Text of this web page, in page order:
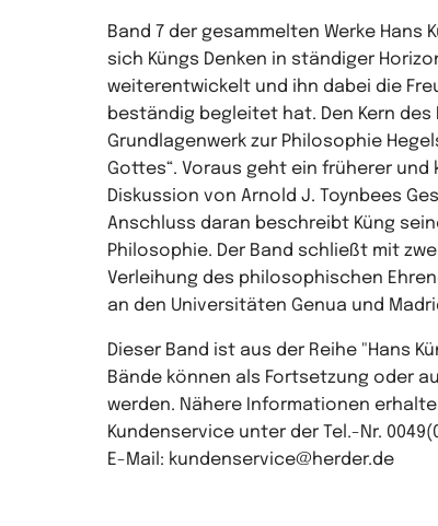
Band 7 der gesammelten Werke Hans
sich Küngs Denken in ständiger
weiterentwickelt und ihn dabei die
beständig begleitet hat. Den Kern des
Grundlagenwerk zur Philosophie
Gottes“. Voraus geht ein früherer und
Diskussion von Arnold J. Toynbees
Anschluss daran beschreibt Küng
Philosophie. Der Band schließt mit
Verleihung des philosophischen
an den Universitäten Genua und
Dieser Band ist aus der Reihe "Hans
Bände können als Fortsetzung oder
werden. Nähere Informationen
Kundenservice unter der Tel.-Nr.
E-Mail: kundenservice@herder.de